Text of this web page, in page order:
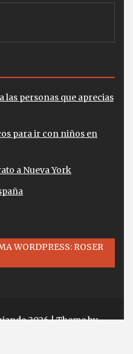
las personas que aprecias
para ir con niños en
a Nueva York
WORDPRESS: ROSER
2026| Theme by